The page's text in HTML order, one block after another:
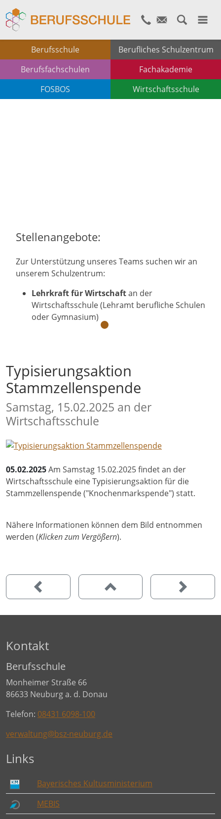
Berufsschule
Berufliches Schulzentrum
Berufsfachschulen
Fachakademie
FOSBOS
Wirtschaftsschule
Stellenangebote:
Zur Unterstützung unseres Teams suchen wir an
unserem Schulzentrum:
Lehrkraft für Wirtschaftan der
Wirtschaftsschule (Lehramt berufliche Schulen
oder Gymnasium)
Typisierungsaktion
Stammzellenspende
Samstag, 15.02.2025 an der
Wirtschaftsschule
05.02.2025Am Samstag 15.02.2025 findet an der
Wirtschaftsschule eine Typisierungsaktion für die
Stammzellenspende ("Knochenmarkspende") statt.
Nähere Informationen können dem Bild entnommen
werden (Klicken zum Vergößern).
Kontakt
Berufsschule
Monheimer Straße 66
86633 Neuburg a. d. Donau
Telefon: 08431 6098-100
verwaltung@bsz-neuburg.de
Links
Bayerisches Kultusministerium
MEBIS